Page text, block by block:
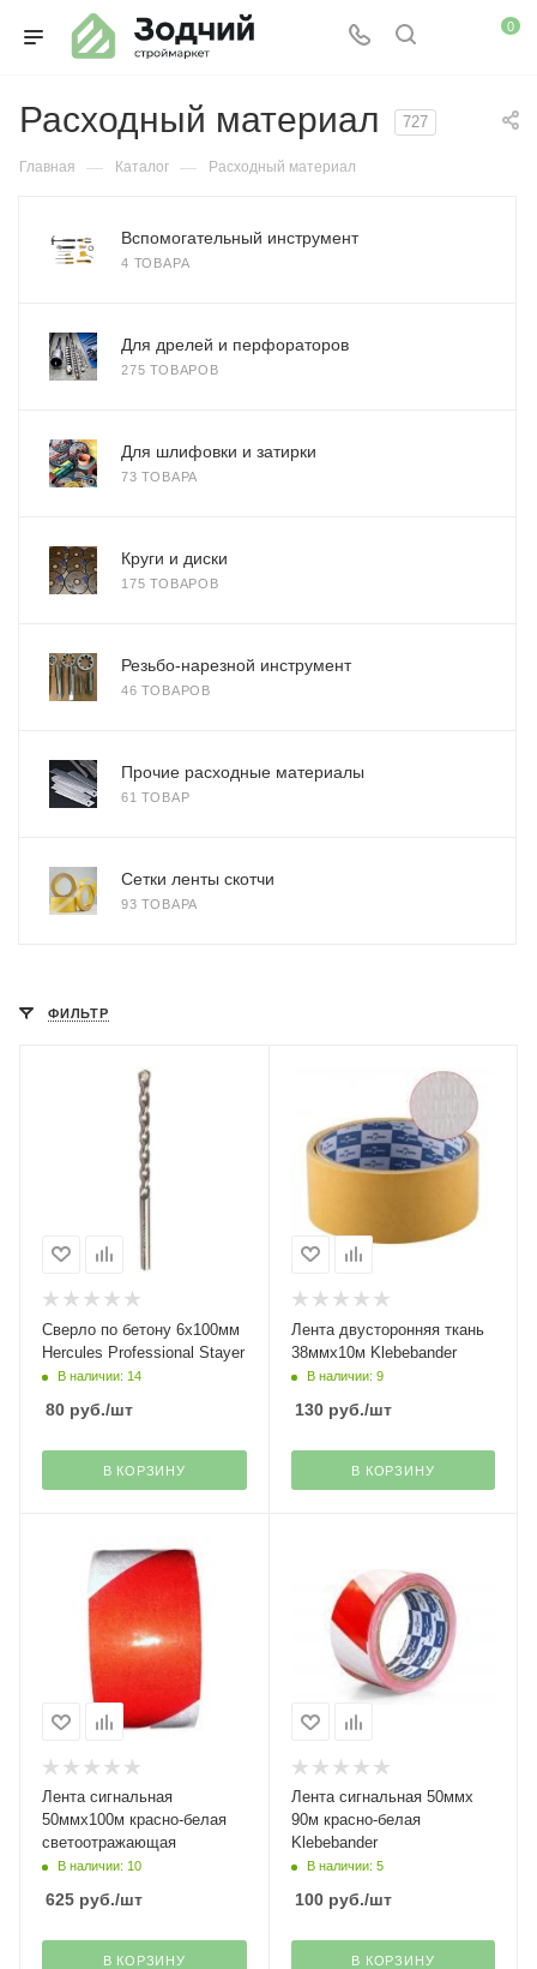
0
Расходный материал 727
Главная — Каталог — Расходный материал
Вспомогательный инструмент
4 ТОВАРА
Для дрелей и перфораторов
275 ТОВАРОВ
Для шлифовки и затирки
73 ТОВАРА
Круги и диски
175 ТОВАРОВ
Резьбо-нарезной инструмент
46 ТОВАРОВ
Прочие расходные материалы
61 ТОВАР
Сетки ленты скотчи
93 ТОВАРА
ФИЛЬТР
Сверло по бетону 6х100мм
Hercules Professional Stayer
В наличии: 14
80 руб./шт
В КОРЗИНУ
Лента двусторонняя ткань
38ммх10м Klebebander
В наличии: 9
130руб./шт
В КОРЗИНУ
Лента сигнальная
50ммх100м красно-белая
светоотражающая
В наличии: 10
625 руб./шт
В КОРЗИНУ
Лента сигнальная 50ммх
90м красно-белая
Klebebander
В наличии: 5
100руб./шт
В КОРЗИНУ